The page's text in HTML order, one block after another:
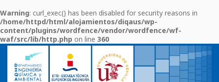
Warning: curl_exec() has been disabled for security reasons in
/home/httpd/html/alojamientos/diqaus/wp-
content/plugins/wordfence/vendor/wordfence/wf-
waf/src/lib/http.php on line 360